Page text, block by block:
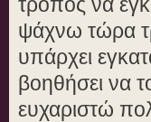
ψάχνω τώρα
υπάρχει
βοηθήσει να
ευχαριστώ